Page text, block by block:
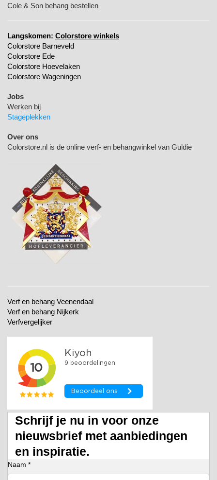
Cole & Son behang bestellen
Langskomen: Colorstore winkels
Colorstore Barneveld
Colorstore Ede
Colorstore Hoevelaken
Colorstore Wageningen
Jobs
Werken bij
Stageplekken
Over ons
Colorstore.nl is de online verf- en behangwinkel van Guldie
Verf en behang Veenendaal
Verf en behang Nijkerk
Verfvergelijker
Schrijf je nu in voor onze
nieuwsbrief met aanbiedingen
en inspiratie.
Naam *